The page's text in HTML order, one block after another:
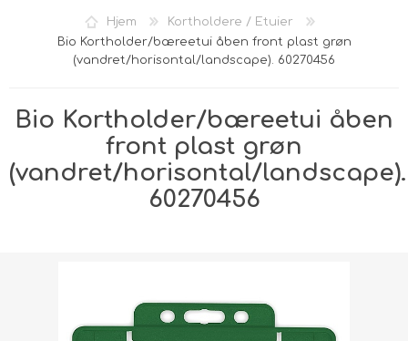
OPRET DIG SOM KUNDE
Hjem
Kortholdere / Etuier
Bio Kortholder/bæreetui åben front plast grøn
(vandret/horisontal/landscape). 60270456
Bio Kortholder/bæreetui åben
front plast grøn
(vandret/horisontal/landscape).
60270456